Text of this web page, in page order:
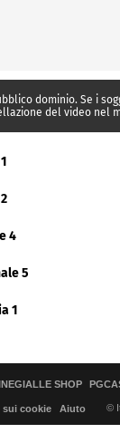
dominio. Se i
del video nel
4
5
1
SHOP
sui cookie Aiuto ©